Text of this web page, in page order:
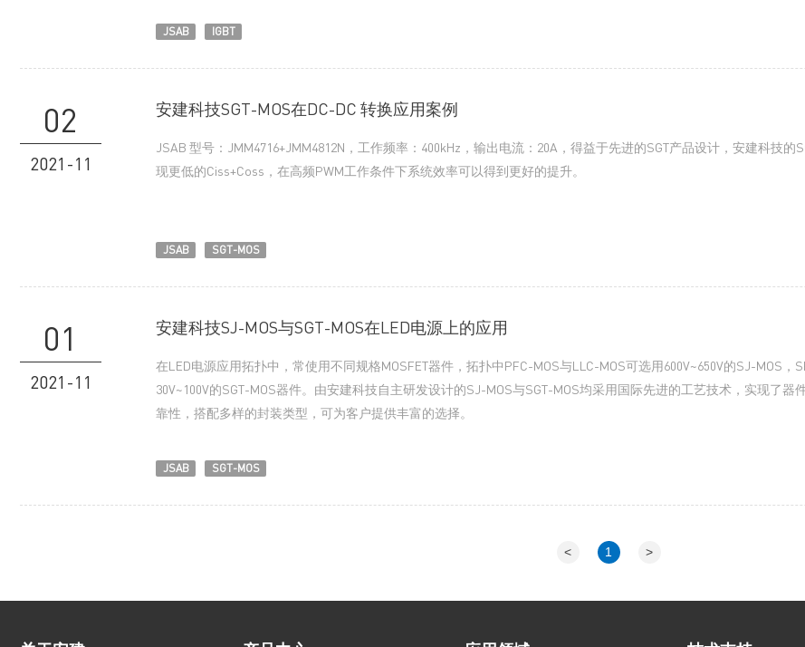
JSAB IGBT
02
2021-11
安建科技SGT-MOS在DC-DC 转换应用案例
JSAB 型号：JMM4716+JMM4812N，工作频率：400kHz，输出电流：20A，得益于先进的SGT产品设计，安建科技的
现更低的Ciss+Coss，在高频PWM工作条件下系统效率可以得到更好的提升。
JSAB SGT-MOS
01
2021-11
安建科技SJ-MOS与SGT-MOS在LED电源上的应用
在LED电源应用拓扑中，常使用不同规格MOSFET器件，拓扑中PFC-MOS与LLC-MOS可选用600V~650V的SJ-MOS，
30V~100V的SGT-MOS器件。由安建科技自主研发设计的SJ-MOS与SGT-MOS均采用国际先进的工艺技术，实现了器
靠性，搭配多样的封装类型，可为客户提供丰富的选择。
JSAB SGT-MOS
< 1 >